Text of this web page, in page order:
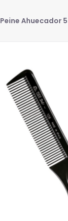
Peine Ahuecador